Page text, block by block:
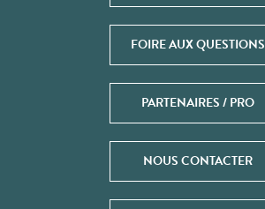
FOIRE AUX QUESTIONS
PARTENAIRES / PRO
NOUS CONTACTER